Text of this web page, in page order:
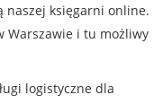
naszej księgarni online.
Warszawie i tu możliwy
logistyczne dla